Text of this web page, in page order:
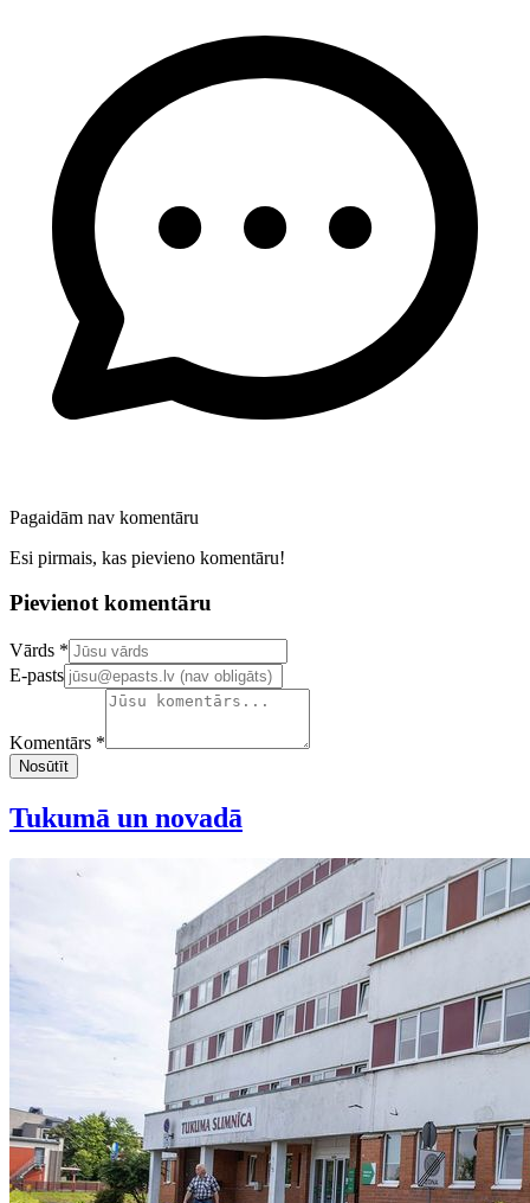
Pagaidām nav komentāru
Esi pirmais, kas pievieno komentāru!
Pievienot komentāru
Confirm your email address
Vārds *
E-pasts
Komentārs *
Nosūtīt
Tukumā un novadā